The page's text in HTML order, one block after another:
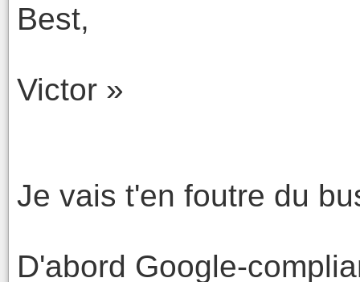
Best,
Victor »
Je vais t'en foutre du
D'abord Google-